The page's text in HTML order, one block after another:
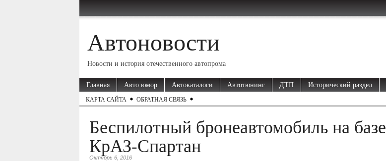
Автоновости
Новости и история отечественного автопрома
Главная Авто юмор Автокаталоги Автотюнинг ДТП Исторический раздел
КАРТА САЙТА ОБРАТНАЯ СВЯЗЬ
Беспилотный бронеавтомобиль на базе
КрАЗ-Спартан
Октябрь 6, 2016